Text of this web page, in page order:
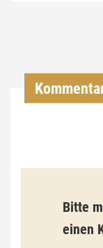
Bitte
einen